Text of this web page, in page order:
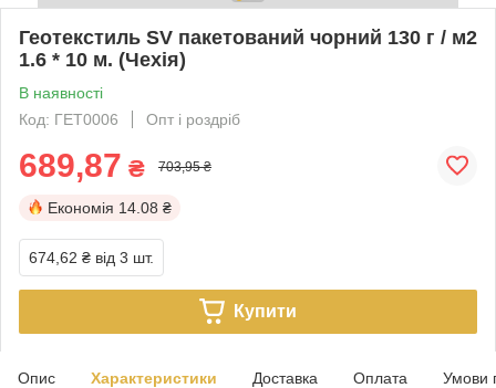
Геотекстиль SV пакетований чорний 130 г / м2
1.6 * 10 м. (Чехія)
В наявності
Код: ГЕТ0006
Опт і роздріб
689,87 ₴ 703,95 ₴
Економія 14.08 ₴
674,62 ₴ від 3 шт.
Купити
Опис Характеристики Доставка Оплата Умови